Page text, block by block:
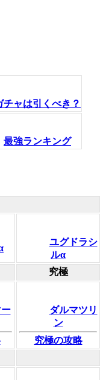
チャは引くべき？
最強ランキング
ユグドラシ
ルα
究極
ダルマツリ
ン
究極の攻略